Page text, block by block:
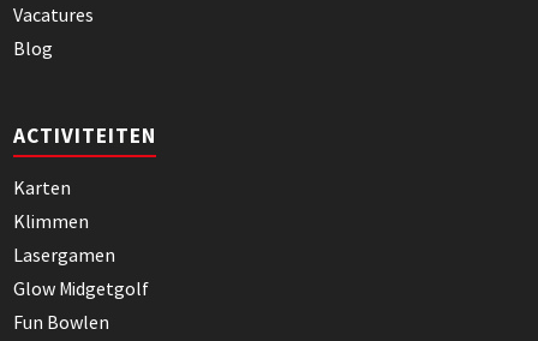
Vacatures
Blog
ACTIVITEITEN
Karten
Klimmen
Lasergamen
Glow Midgetgolf
Fun Bowlen